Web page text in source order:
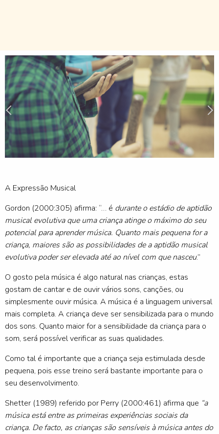
A Expressão Musical
Gordon (2000:305) afirma: “… é durante o estádio de aptidão
musical evolutiva que uma criança atinge o máximo do seu
potencial para aprender música. Quanto mais pequena for a
criança, maiores são as possibilidades de a aptidão musical
evolutiva poder ser elevada até ao nível com que nasceu.”
O gosto pela música é algo natural nas crianças, estas
gostam de cantar e de ouvir vários sons, canções, ou
simplesmente ouvir música. A música é a linguagem universal
mais completa. A criança deve ser sensibilizada para o mundo
dos sons. Quanto maior for a sensibilidade da criança para o
som, será possível verificar as suas qualidades.
Como tal é importante que a criança seja estimulada desde
pequena, pois esse treino será bastante importante para o
seu desenvolvimento.
Shetter (1989) referido por Perry (2000:461) afirma que “a
música está entre as primeiras experiências sociais da
criança. De facto, as crianças são sensíveis à música antes do